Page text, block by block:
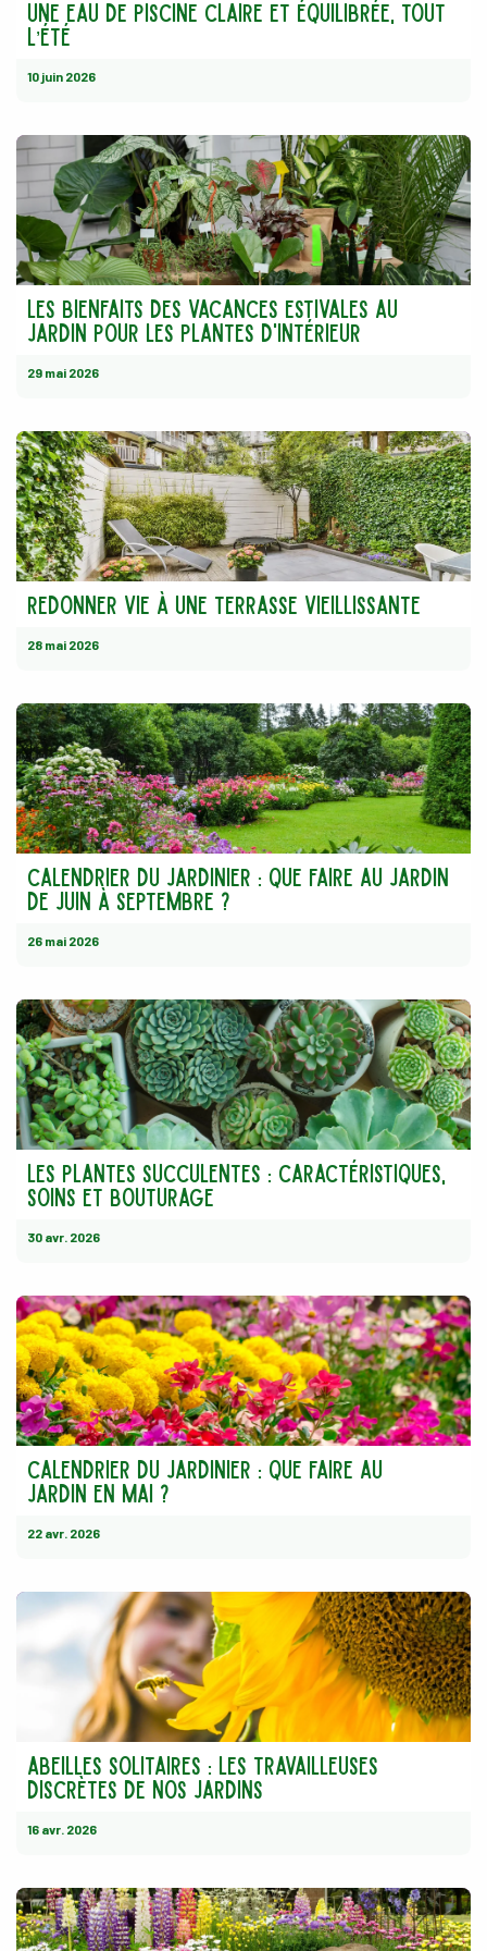
Une eau de piscine claire et équilibrée, tout
l’été
10 juin 2026
Les bienfaits des vacances estivales au
jardin pour les plantes d'intérieur
29 mai 2026
redonner vie à une terrasse vieillissante
28 mai 2026
Calendrier du jardinier : Que faire au jardin
de juin à septembre ?
26 mai 2026
Les plantes succulentes : caractéristiques,
soins et bouturage
30 avr. 2026
Calendrier du jardinier : Que faire au
jardin en mai ?
22 avr. 2026
abeilles solitaires : les travailleuses
discrètes de nos jardins
16 avr. 2026